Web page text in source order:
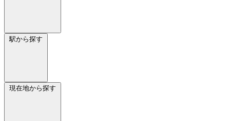
駅から探す
現在地から探す